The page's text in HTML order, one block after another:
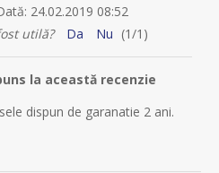
24.02.2019 08:52
utilă?
Da Nu (1/1 )
la această recenzie
dispun de garanatie 2 ani.